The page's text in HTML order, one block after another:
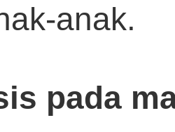
anak.
pada